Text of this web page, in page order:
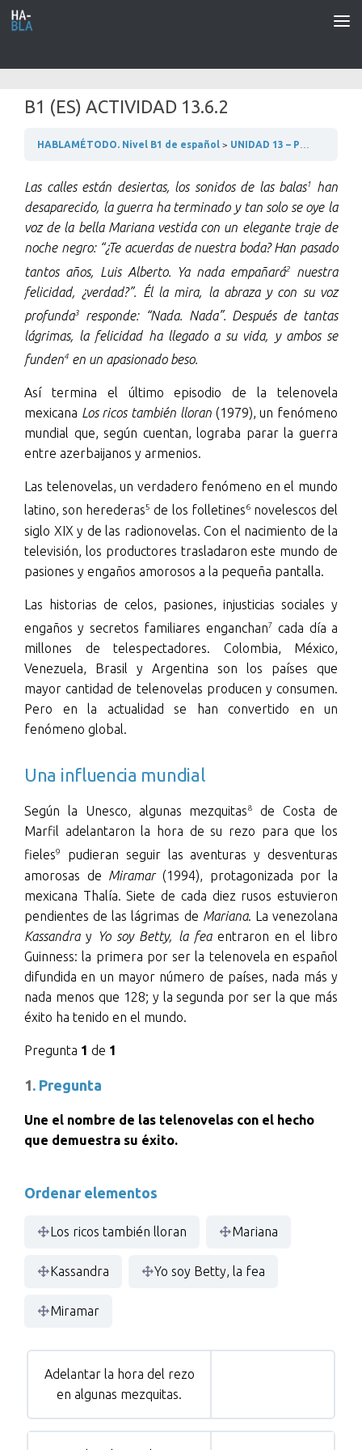
Saltar al contenido
B1 (ES) ACTIVIDAD 13.6.2
HABLAMÉTODO. Nivel B1 de español UNIDAD 13 – PRENSA, RADIO Y TELEVISIÓN
Las calles están desiertas, los sonidos de las balas1
han
desaparecido, la guerra ha terminado y tan solo se oye la
voz de la bella Mariana vestida con un elegante traje de
noche negro: “¿Te acuerdas de nuestra boda? Han pasado
tantos años, Luis Alberto. Ya nada empañará2
nuestra
felicidad, ¿verdad?”. Él la mira, la abraza y con su voz
profunda3
responde: “Nada. Nada”. Después de tantas
lágrimas, la felicidad ha llegado a su vida, y ambos se
funden4 en un apasionado beso.
Así termina el último episodio de la telenovela
mexicana Los ricos también lloran (1979), un fenómeno
mundial que, según cuentan, lograba parar la guerra
entre azerbaijanos y armenios.
Las telenovelas, un verdadero fenómeno en el mundo
latino, son herederas5 de los folletines6novelescos del
siglo XIX y de las radionovelas. Con el nacimiento de la
televisión, los productores trasladaron este mundo de
pasiones y engaños amorosos a la pequeña pantalla.
Las historias de celos, pasiones, injusticias sociales y
engaños y secretos familiares enganchan7
cada día a
millones de telespectadores. Colombia, México,
Venezuela, Brasil y Argentina son los países que
mayor cantidad de telenovelas producen y consumen.
Pero en la actualidad se han convertido en un
fenómeno global.
Una influencia mundial
Según la Unesco, algunas mezquitas8
de Costa de
Marfil adelantaron la hora de su rezo para que los
fieles9
pudieran seguir las aventuras y desventuras
amorosas de Miramar(1994), protagonizada por la
mexicana Thalía. Siete de cada diez rusos estuvieron
pendientes de las lágrimas de Mariana. La venezolana
Kassandray Yo soy Betty, la feaentraron en el libro
Guinness: la primera por ser la telenovela en español
difundida en un mayor número de países, nada más y
nada menos que 128; y la segunda por ser la que más
éxito ha tenido en el mundo.
Pregunta 1 de 1
1. Pregunta
Une el nombre de las telenovelas con el hecho
que demuestra su éxito.
Ordenar elementos
Los ricos también lloran Mariana
Kassandra Yo soy Betty, la fea
Miramar
Adelantar la hora del rezo
en algunas mezquitas.